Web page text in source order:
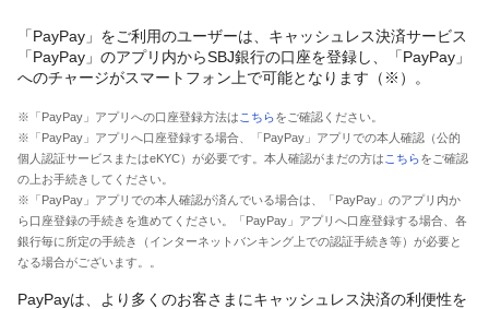
「PayPay」をご利用のユーザーは、キャッシュレス決済サービス
「PayPay」のアプリ内からSBJ銀行の口座を登録し、「PayPay」
へのチャージがスマートフォン上で可能となります（※）。
※「PayPay」アプリへの口座登録方法は こちらをご確認ください。
※「PayPay」アプリへ口座登録する場合、「PayPay」アプリでの本人確認（公的
個人認証サービスまたはeKYC）が必要です。本人確認がまだの方は こちらをご確認
の上お手続きしてください。
※「PayPay」アプリでの本人確認が済んでいる場合は、「PayPay」のアプリ内か
ら口座登録の手続きを進めてください。「PayPay」アプリへ口座登録する場合、各
銀行毎に所定の手続き（インターネットバンキング上での認証手続き等）が必要と
なる場合がございます。。
PayPayは、より多くのお客さまにキャッシュレス決済の利便性を